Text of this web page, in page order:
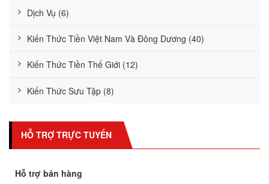
Dịch Vụ (6)
Kiến Thức Tiền Việt Nam Và Đông Dương (40)
Kiến Thức Tiền Thế Giới (12)
Kiến Thức Sưu Tập (8)
HỖ TRỢ TRỰC TUYẾN
Hỗ trợ bán hàng